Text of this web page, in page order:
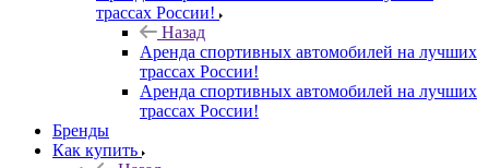
трассах России!
Назад
Аренда спортивных автомобилей на лучших
трассах России!
Аренда спортивных автомобилей на лучших
трассах России!
Бренды
Как купить